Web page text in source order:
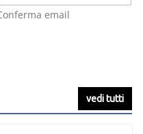
email
vedi tutti